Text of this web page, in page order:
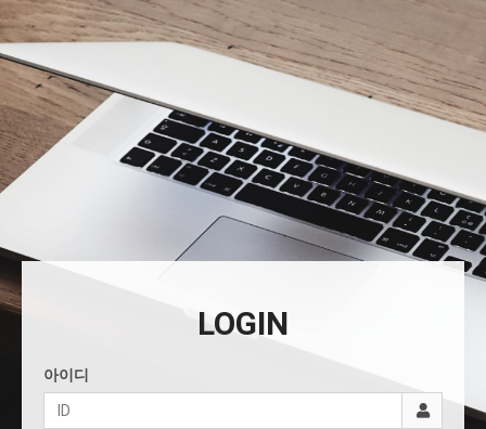
LOGIN
아이디